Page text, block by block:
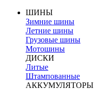
ШИНЫ
Зимние шины
Летние шины
Грузовые шины
Мотошины
ДИСКИ
Литые
Штампованные
АККУМУЛЯТОРЫ